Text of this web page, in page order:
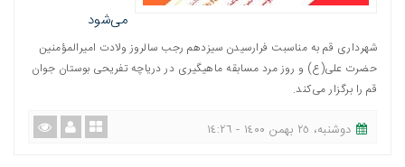
می‌شود
شهرداری قم به مناسبت فرارسیدن سیزدهم رجب سالروز ولادت امیرالمؤمنین
حضرت علی(ع) و روز مرد مسابقه ماهیگیری در دریاچه تفریحی بوستان جوان
قم را برگزار می‌کند.
دوشنبه، ٢٥ بهمن ١٤٠٠ - ١٤:٢٦